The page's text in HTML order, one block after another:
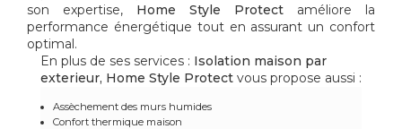
son expertise, Home Style Protect améliore la
performance énergétique tout en assurant un confort
optimal.
En plus de ses services : Isolation maison par
exterieur, Home Style Protect vous propose aussi :
Assèchement des murs humides
Confort thermique maison